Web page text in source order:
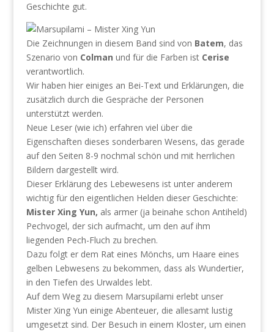
Geschichte gut.
Die Zeichnungen in diesem Band sind von Batem, das
Szenario von Colman und für die Farben ist Cerise
verantwortlich.
Wir haben hier einiges an Bei-Text und Erklärungen, die
zusätzlich durch die Gespräche der Personen
unterstützt werden.
Neue Leser (wie ich) erfahren viel über die
Eigenschaften dieses sonderbaren Wesens, das gerade
auf den Seiten 8-9 nochmal schön und mit herrlichen
Bildern dargestellt wird.
Dieser Erklärung des Lebewesens ist unter anderem
wichtig für den eigentlichen Helden dieser Geschichte:
Mister Xing Yun, als armer (ja beinahe schon Antiheld)
Pechvogel, der sich aufmacht, um den auf ihm
liegenden Pech-Fluch zu brechen.
Dazu folgt er dem Rat eines Mönchs, um Haare eines
gelben Lebwesens zu bekommen, dass als Wundertier,
in den Tiefen des Urwaldes lebt.
Auf dem Weg zu diesem Marsupilami erlebt unser
Mister Xing Yun einige Abenteuer, die allesamt lustig
umgesetzt sind. Der Besuch in einem Kloster, um einen